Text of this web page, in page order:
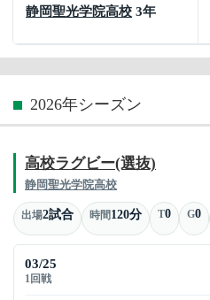
静岡聖光学院高校 3年
2026年シーズン
高校ラグビー(選抜)
静岡聖光学院高校
出場2試合 時間120分 T0 G0
03/25
1回戦